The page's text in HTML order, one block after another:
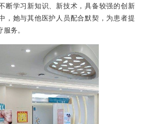
断学习新知识、新技术，具备较强的创新
，她与其他医护人员配合默契，为患者提
务。